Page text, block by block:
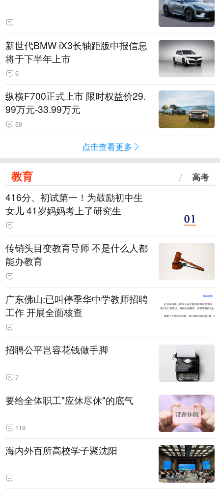
新世代BMW iX3长轴距版申报信息
将于下半年上市
6
纵横F700正式上市 限时权益价29.
99万元-33.99万元
50
点击查看更多
教育 高考
416分、初试第一！为鼓励初中生
女儿 41岁妈妈考上了研究生
传销头目变教育导师 不是什么人都
能办教育
广东佛山:已叫停季华中学教师招聘
工作 开展全面核查
招聘公平岂容花钱做手脚
7
要给全体职工"应休尽休"的底气
119
海内外百所高校学子聚沈阳